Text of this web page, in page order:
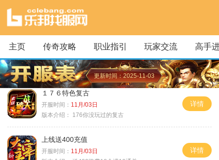
主页 传奇攻略 职业指引 玩家交流 高手
更新时间：2025-11-03
１７６特色复古
开服时间： 11月/03日
版本介绍：
176你没玩过的复古
详情
上线送400充值
开服时间： 11月/03日
详情